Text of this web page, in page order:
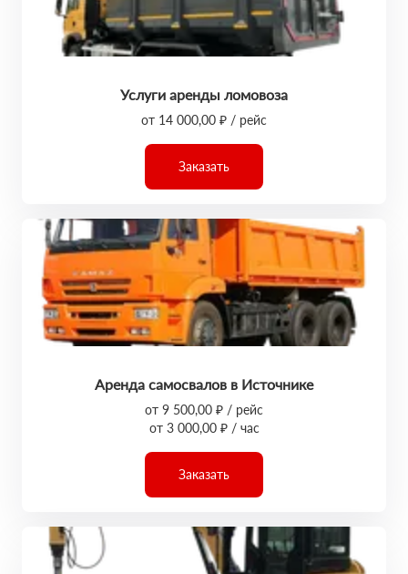
Услуги аренды ломовоза
от 14 000,00 ₽ / рейс
Заказать
Аренда самосвалов в Источнике
от 9 500,00 ₽ / рейс
от 3 000,00 ₽ / час
Заказать